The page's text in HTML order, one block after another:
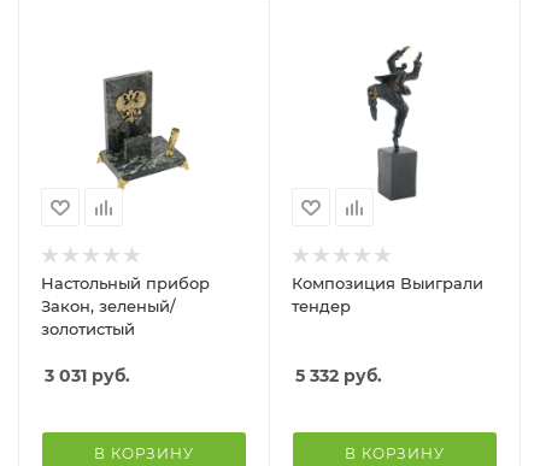
Настольный прибор
Закон, зеленый/
золотистый
3 031 руб.
В КОРЗИНУ
Композиция Выиграли
тендер
5 332 руб.
В КОРЗИНУ